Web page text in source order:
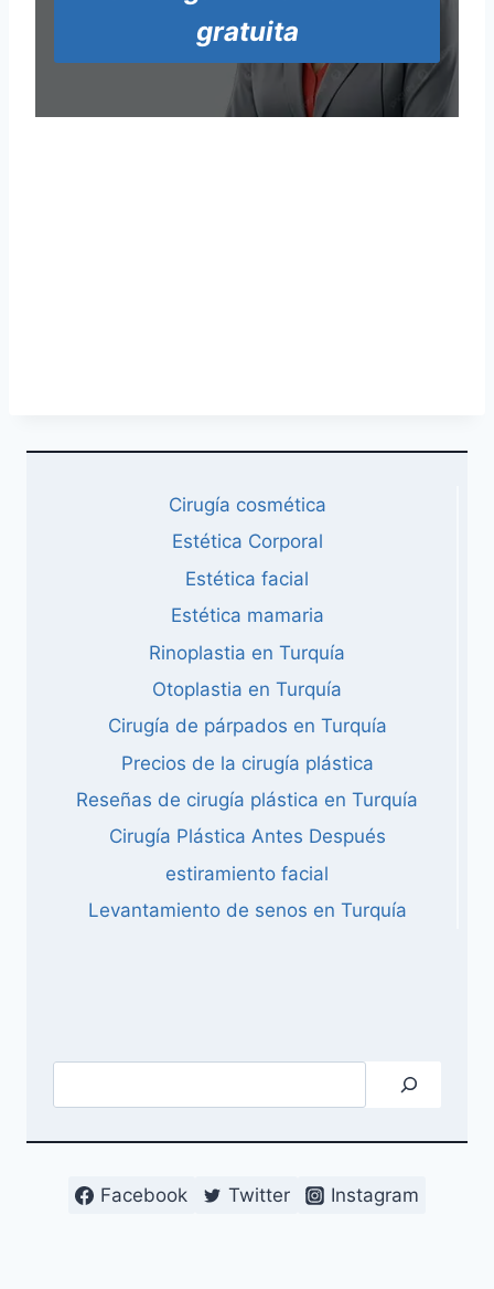
gratuita
Cirugía cosmética
Estética Corporal
Estética facial
Estética mamaria
Rinoplastia en Turquía
Otoplastia en Turquía
Cirugía de párpados en Turquía
Precios de la cirugía plástica
Reseñas de cirugía plástica en Turquía
Cirugía Plástica Antes Después
estiramiento facial
Levantamiento de senos en Turquía
Facebook Twitter Instagram